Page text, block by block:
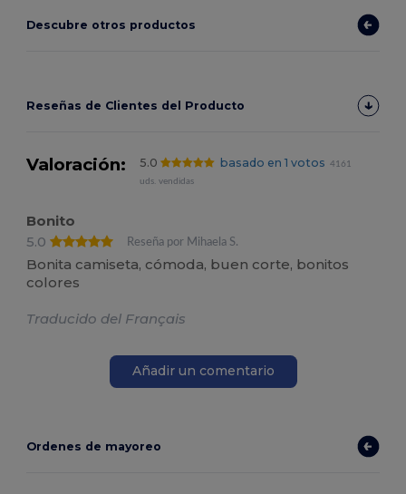
Descubre otros productos
Reseñas de Clientes del Producto
Valoración: 5.0 basado en 1 votos
4161
uds. vendidas
Bonito
5.0
Reseña por Mihaela S.
Bonita camiseta, cómoda, buen corte, bonitos
colores
Traducido del Français
Añadir un comentario
Ordenes de mayoreo